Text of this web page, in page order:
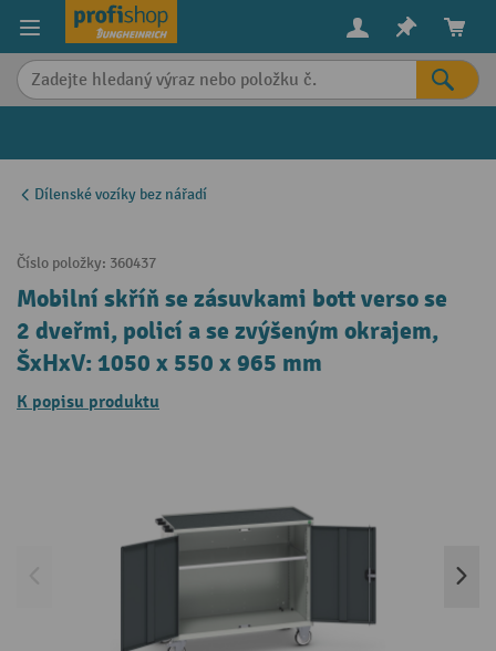
content
Dílenské vozíky bez nářadí
Číslo položky: 360437
Mobilní skříň se zásuvkami bott verso se
2 dveřmi, policí a se zvýšeným okrajem,
ŠxHxV: 1050 x 550 x 965 mm
K popisu produktu